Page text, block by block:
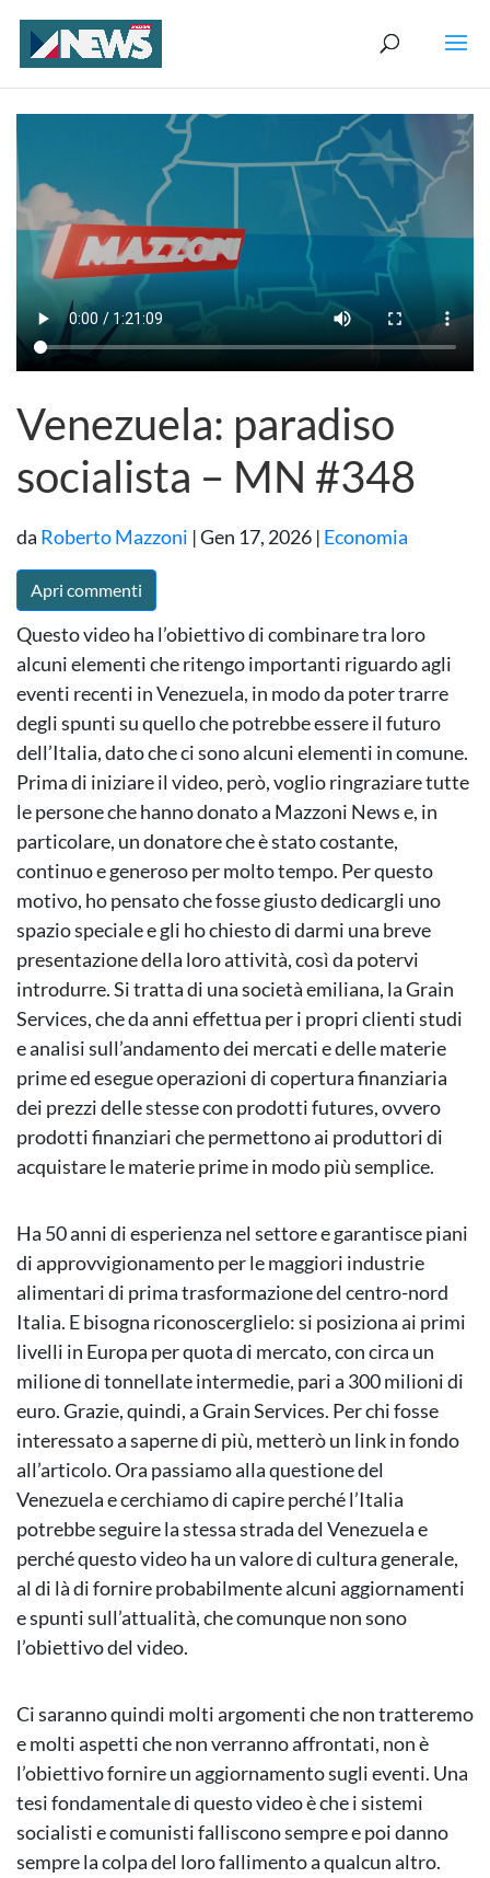
Venezuela: paradiso
socialista – MN #348
da Roberto Mazzoni |Gen 17, 2026 | Economia
Apri commenti
Questo video ha l’obiettivo di combinare tra loro
alcuni elementi che ritengo importanti riguardo agli
eventi recenti in Venezuela, in modo da poter trarre
degli spunti su quello che potrebbe essere il futuro
dell’Italia, dato che ci sono alcuni elementi in comune.
Prima di iniziare il video, però, voglio ringraziare tutte
le persone che hanno donato a Mazzoni News e, in
particolare, un donatore che è stato costante,
continuo e generoso per molto tempo. Per questo
motivo, ho pensato che fosse giusto dedicargli uno
spazio speciale e gli ho chiesto di darmi una breve
presentazione della loro attività, così da potervi
introdurre. Si tratta di una società emiliana, la Grain
Services, che da anni effettua per i propri clienti studi
e analisi sull’andamento dei mercati e delle materie
prime ed esegue operazioni di copertura finanziaria
dei prezzi delle stesse con prodotti futures, ovvero
prodotti finanziari che permettono ai produttori di
acquistare le materie prime in modo più semplice.
Ha 50 anni di esperienza nel settore e garantisce piani
di approvvigionamento per le maggiori industrie
alimentari di prima trasformazione del centro-nord
Italia. E bisogna riconoscerglielo: si posiziona ai primi
livelli in Europa per quota di mercato, con circa un
milione di tonnellate intermedie, pari a 300 milioni di
euro. Grazie, quindi, a Grain Services. Per chi fosse
interessato a saperne di più, metterò un link in fondo
all’articolo. Ora passiamo alla questione del
Venezuela e cerchiamo di capire perché l’Italia
potrebbe seguire la stessa strada del Venezuela e
perché questo video ha un valore di cultura generale,
al di là di fornire probabilmente alcuni aggiornamenti
e spunti sull’attualità, che comunque non sono
l’obiettivo del video.
Ci saranno quindi molti argomenti che non tratteremo
e molti aspetti che non verranno affrontati, non è
l’obiettivo fornire un aggiornamento sugli eventi. Una
tesi fondamentale di questo video è che i sistemi
socialisti e comunisti falliscono sempre e poi danno
sempre la colpa del loro fallimento a qualcun altro.